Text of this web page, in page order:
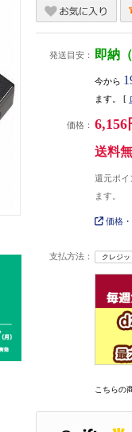
発送目安： 即納
今から
ます。 [
価格： 6,156
送料
還元ポイ
ます。
価格
支払方法： クレジッ
こちらの